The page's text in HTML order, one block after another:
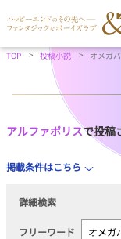
TOP 投稿小説 オメガ
アルファポリスで投稿
掲載条件はこちら
詳細検索
フリーワード